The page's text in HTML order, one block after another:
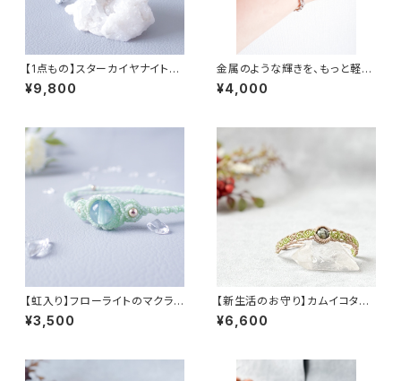
【1点もの】スターカイヤナイトと
シルバーマクラメの繊細ブレス
レット｜ガラス細工のような輝き
¥9,800
金属のような輝きを、もっと軽や
かに。和紙ラメ糸のマクラメブレ
スレット（シルバー・マグネット着
¥4,000
【虹入り】フローライトのマクラメ
ブレスレット｜私の毎日に、自由
な彩りを。
¥3,500
【新生活のお守り】カムイコタン
石のマクラメブレスレット ― 北
の森の祈り ―
¥6,600